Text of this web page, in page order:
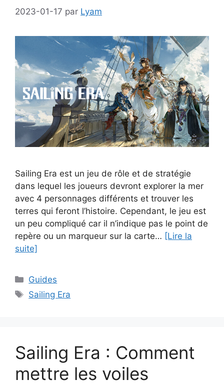
2023-01-17 par Lyam
Sailing Era est un jeu de rôle et de stratégie
dans lequel les joueurs devront explorer la mer
avec 4 personnages différents et trouver les
terres qui feront l’histoire. Cependant, le jeu est
un peu compliqué car il n’indique pas le point de
repère ou un marqueur sur la carte… [Lire la
suite]
Catégories
Guides
Étiquettes
Sailing Era
Sailing Era : Comment
mettre les voiles